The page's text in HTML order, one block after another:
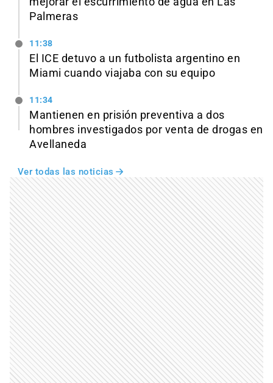
Palmeras
11:38
El ICE detuvo a un futbolista argentino en
Miami cuando viajaba con su equipo
11:34
Mantienen en prisión preventiva a dos
hombres investigados por venta de drogas en
Avellaneda
Ver todas las noticias